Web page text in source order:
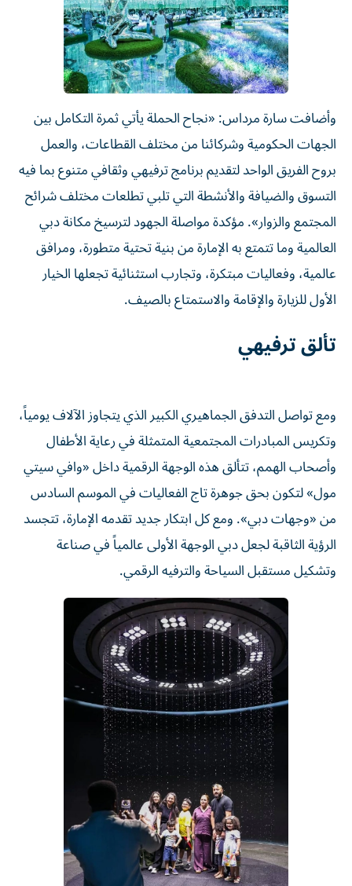
وأضافت سارة مرداس: «نجاح الحملة يأتي ثمرة التكامل بين
الجهات الحكومية وشركائنا من مختلف القطاعات، والعمل
بروح الفريق الواحد لتقديم برنامج ترفيهي وثقافي متنوع بما فيه
التسوق والضيافة والأنشطة التي تلبي تطلعات مختلف شرائح
المجتمع والزوار». مؤكدة مواصلة الجهود لترسيخ مكانة دبي
العالمية وما تتمتع به الإمارة من بنية تحتية متطورة، ومرافق
عالمية، وفعاليات مبتكرة، وتجارب استثنائية تجعلها الخيار
الأول للزيارة والإقامة والاستمتاع بالصيف.
تألق ترفيهي
ومع تواصل التدفق الجماهيري الكبير الذي يتجاوز الآلاف يومياً،
وتكريس المبادرات المجتمعية المتمثلة في رعاية الأطفال
وأصحاب الهمم، تتألق هذه الوجهة الرقمية داخل «وافي سيتي
مول» لتكون بحق جوهرة تاج الفعاليات في الموسم السادس
من «وجهات دبي». ومع كل ابتكار جديد تقدمه الإمارة، تتجسد
الرؤية الثاقبة لجعل دبي الوجهة الأولى عالمياً في صناعة
وتشكيل مستقبل السياحة والترفيه الرقمي.